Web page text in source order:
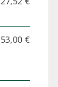
53,00 €